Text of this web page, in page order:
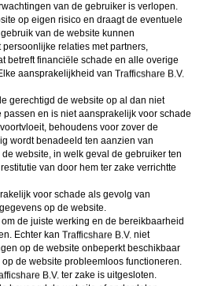
van de gebruiker is verlopen.
op eigen risico en draagt de eventuele
van de website kunnen
relaties met partners,
betreft financiële schade en alle overige
aansprakelijkheid van
gerechtigd de website op al dan niet
en is niet aansprakelijk voor schade
behoudens voor zover de
wordt benadeeld ten aanzien van
website, in welk geval de gebruiker ten
van door hem ter zake verrichtte
voor schade als gevolg van
op de website.
de juiste werking en de bereikbaarheid
Echter kan
niet
op de website onbeperkt beschikbaar
de website probleemloos functioneren.
ter zake is uitgesloten.